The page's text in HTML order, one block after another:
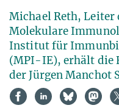
Michael Reth,
Molekulare
Institut für
(MPI-IE), erhält die
der Jürgen Manchot